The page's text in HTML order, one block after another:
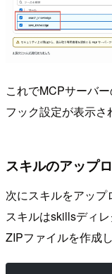
これでMCPサーバ
フック設定が表示さ
スキルのアップ
次にスキルをアップ
スキルはskillsディ
ZIPファイルを作成し